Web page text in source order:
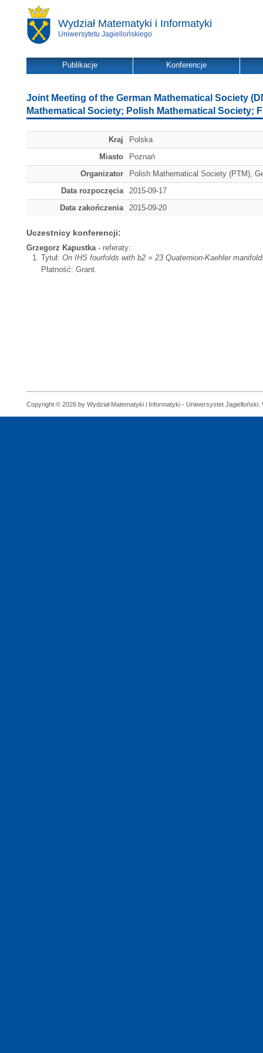
Wydział Matematyki i Informatyki
Uniwersytetu Jagiellońskiego
Publikacje Konferencje
Joint Meeting of the German Mathematical Society
Mathematical Society; Polish Mathematical Society;
Kraj
Polska
Miasto
Poznań
Organizator
Polish Mathematical Society (PTM),
Data rozpoczęcia
2015-09-17
Data zakończenia
2015-09-20
Uczestnicy konferencji:
Grzegorz Kapustka- referaty:
Tytuł: On IHS fourfolds with b2 = 23 Quaternion-Kaehler
Płatność: Grant.
Copyright © 2026 by Wydział Matematyki i Informatyki - Uniwersystet